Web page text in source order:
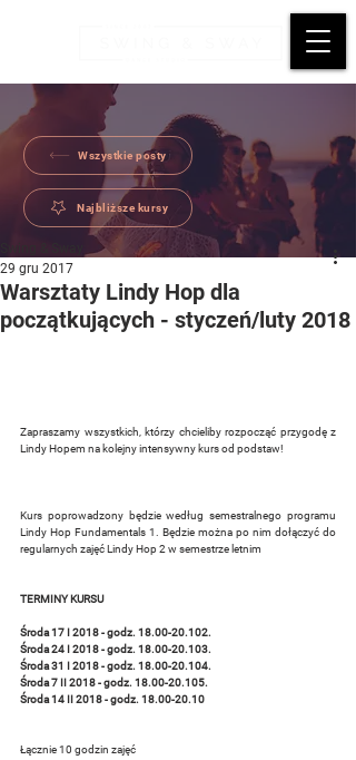
Wszystkie posty
Najbliższe kursy
Warsztaty Lindy Hop dla
początkujących - styczeń/luty 2018
29 gru 2017
Zapraszamy wszystkich, którzy chcieliby rozpocząć przygodę z
Lindy Hopem na kolejny intensywny kurs od podstaw!
Kurs poprowadzony będzie według semestralnego programu
Lindy Hop Fundamentals 1. Będzie można po nim dołączyć do
regularnych zajęć Lindy Hop 2 w semestrze letnim
TERMINY KURSU
Środa 17 I 2018 - godz. 18.00-20.102.
Środa 24 I 2018 - godz. 18.00-20.103.
Środa 31 I 2018 - godz. 18.00-20.104.
Środa 7 II 2018 - godz. 18.00-20.105.
Środa 14 II 2018 - godz. 18.00-20.10
Łącznie 10 godzin zajęć